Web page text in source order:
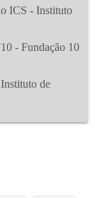
ICS - Instituto
- Fundação 10
de